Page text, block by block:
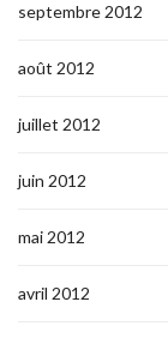
septembre 2012
août 2012
juillet 2012
juin 2012
mai 2012
avril 2012